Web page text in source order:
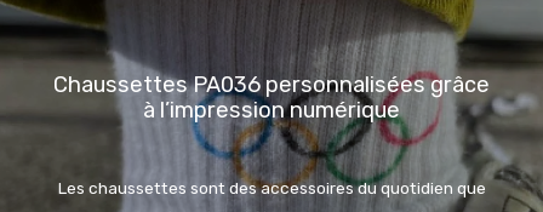
Chaussettes PA036 personnalisées grâce
à l’impression numérique
Les chaussettes sont des accessoires du quotidien que